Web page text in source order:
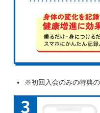
※初回入会のみの特典